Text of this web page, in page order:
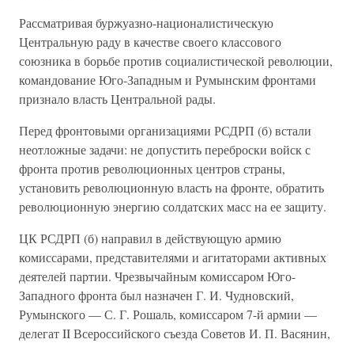
Рассматривая буржуазно-националистическую
Центральную раду в качестве своего классового
союзника в борьбе против социалистической революции,
командование Юго-Западным и Румынским фронтами
признало власть Центральной рады.
Перед фронтовыми организациями РСДРП (б) встали
неотложные задачи: не допустить переброски войск с
фронта против революционных центров страны,
установить революционную власть на фронте, обратить
революционную энергию солдатских масс на ее защиту.
ЦК РСДРП (б) направил в действующую армию
комиссарами, представителями и агитаторами активных
деятелей партии. Чрезвычайным комиссаром Юго-
Западного фронта был назначен Г. И. Чудновский,
Румынского — С. Г. Рошаль, комиссаром 7-й армии —
делегат II Всероссийского съезда Советов И. П. Васянин,